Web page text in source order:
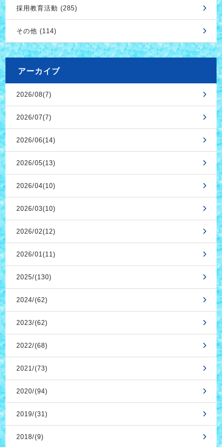
採用教育活動 (285)
その他 (114)
アーカイブ
2026/08(7)
2026/07(7)
2026/06(14)
2026/05(13)
2026/04(10)
2026/03(10)
2026/02(12)
2026/01(11)
2025/(130)
2024/(62)
2023/(62)
2022/(68)
2021/(73)
2020/(94)
2019/(31)
2018/(9)